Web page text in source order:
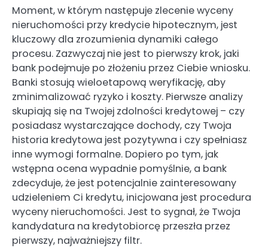
Moment, w którym następuje zlecenie wyceny
nieruchomości przy kredycie hipotecznym, jest
kluczowy dla zrozumienia dynamiki całego
procesu. Zazwyczaj nie jest to pierwszy krok, jaki
bank podejmuje po złożeniu przez Ciebie wniosku.
Banki stosują wieloetapową weryfikację, aby
zminimalizować ryzyko i koszty. Pierwsze analizy
skupiają się na Twojej zdolności kredytowej – czy
posiadasz wystarczające dochody, czy Twoja
historia kredytowa jest pozytywna i czy spełniasz
inne wymogi formalne. Dopiero po tym, jak
wstępna ocena wypadnie pomyślnie, a bank
zdecyduje, że jest potencjalnie zainteresowany
udzieleniem Ci kredytu, inicjowana jest procedura
wyceny nieruchomości. Jest to sygnał, że Twoja
kandydatura na kredytobiorcę przeszła przez
pierwszy, najważniejszy filtr.